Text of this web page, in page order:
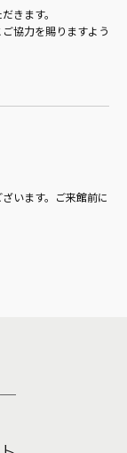
きます。
協力を賜りますよう
います。ご来館前に